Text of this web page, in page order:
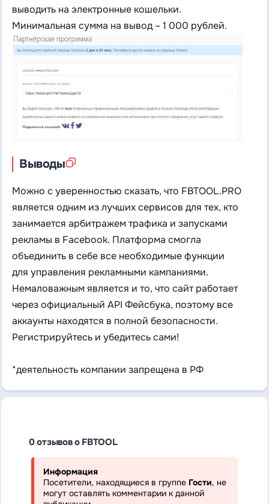
выводить на электронные кошельки.
Минимальная сумма на вывод – 1 000 рублей.
Выводы
Можно с уверенностью сказать, что FBTOOL.PRO
является одним из лучших сервисов для тех, кто
занимается арбитражем трафика и запусками
рекламы в Facebook. Платформа смогла
объединить в себе все необходимые функции
для управления рекламными кампаниями.
Немаловажным является и то, что сайт работает
через официальный API Фейсбука, поэтому все
аккаунты находятся в полной безопасности.
Регистрируйтесь и убедитесь сами!
*деятельность компании запрещена в РФ
0 отзывов о FBTOOL
Информация
Посетители, находящиеся в группе Гости, не
могут оставлять комментарии к данной